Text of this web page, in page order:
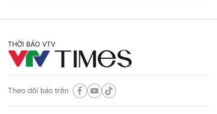
THỜI BÁO VTV
Theo dõi báo trên